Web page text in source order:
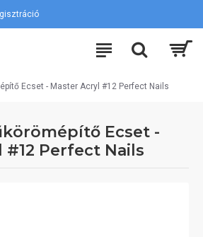
Ecset - Master Acryl #12 Perfect Nails
Ecset -
#12 Perfect Nails